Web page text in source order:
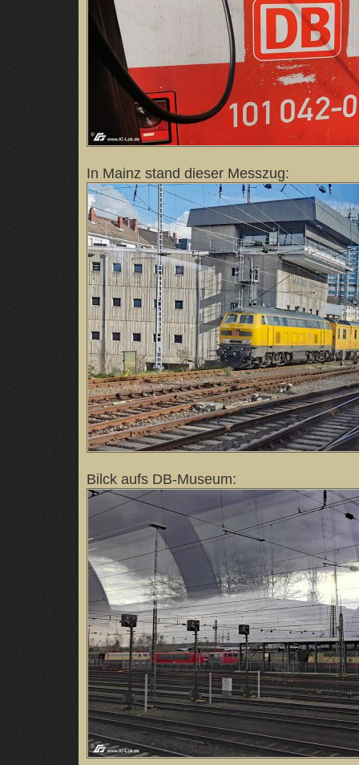
In Mainz stand dieser Messzug:
Bilck aufs DB-Museum: